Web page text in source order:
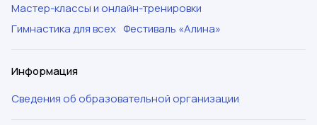
Мастер-классы и онлайн-тренировки
Гимнастика для всех Фестиваль «Алина»
Информация
Сведения об образовательной организации